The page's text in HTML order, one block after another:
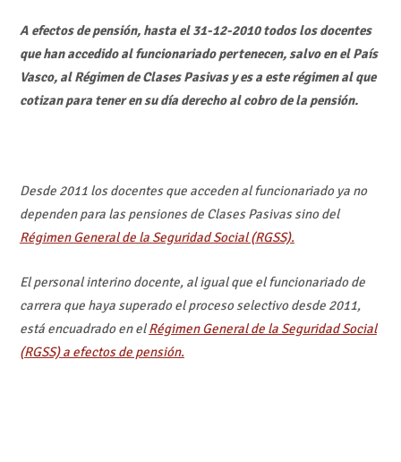
A efectos de pensión, hasta el 31-12-2010 todos los docentes
que han accedido al funcionariado pertenecen, salvo en el País
Vasco, al Régimen de Clases Pasivas y es a este régimen al que
cotizan para tener en su día derecho al cobro de la pensión.
Desde 2011 los docentes que acceden al funcionariado ya no
dependen para las pensiones de Clases Pasivas sino del
Régimen General de la Seguridad Social (RGSS).
El personal interino docente, al igual que el funcionariado de
carrera que haya superado el proceso selectivo desde 2011,
está encuadrado en elRégimen General de la Seguridad Social
(RGSS) a efectos de pensión.